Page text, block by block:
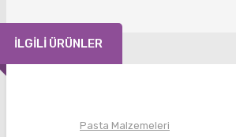
İLGILI ÜRÜNLER
Pasta Malzemeleri